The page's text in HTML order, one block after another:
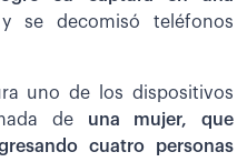
se decomisó teléfonos
uno de los dispositivos
deuna mujer, que
cuatro personas